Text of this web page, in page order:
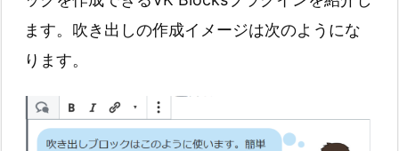
ます。吹き出しの作成イメージは次のようにな
ります。